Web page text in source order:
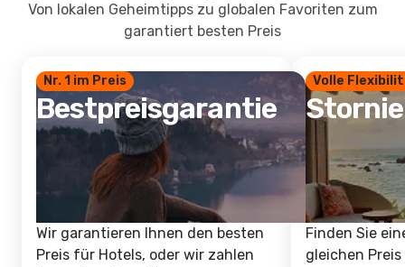
Von lokalen Geheimtipps zu globalen Favoriten zum
garantiert besten Preis
Nr. 1 im Preis
Bestpreisgarantie
Wir garantieren Ihnen den besten
Preis für Hotels, oder wir zahlen
Volle
Finden Sie
gleichen